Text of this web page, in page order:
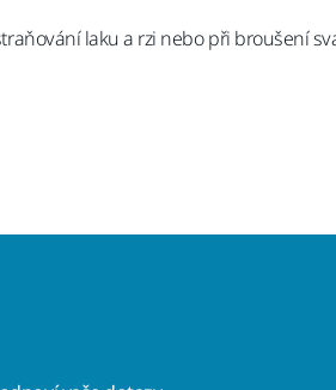
laku a rzi nebo při broušení